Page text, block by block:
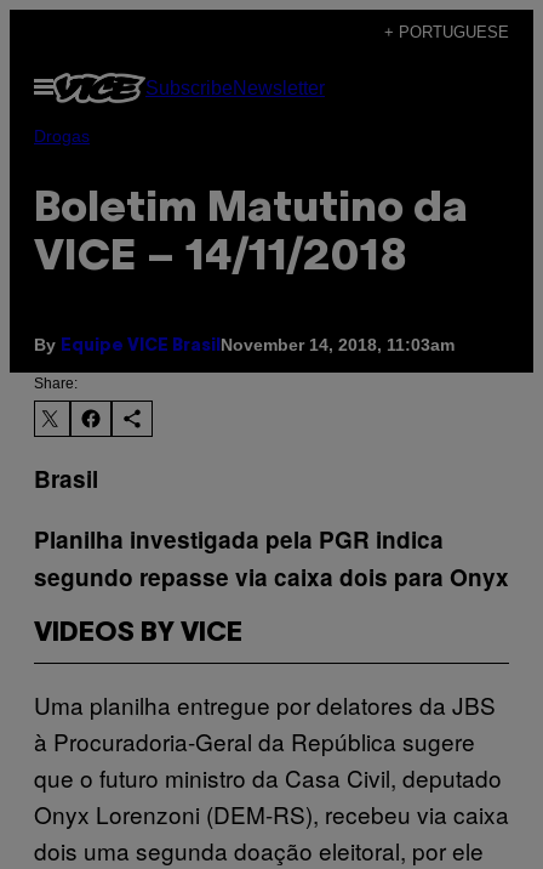
content
+ PORTUGUESE
Open
Menu
SubscribeNewsletter
Drogas
Boletim Matutino da
VICE – 14/11/2018
By Equipe VICE Brasil November 14, 2018, 11:03am
Share:
Brasil
Planilha investigada pela PGR indica
segundo repasse via caixa dois para Onyx
VIDEOS BY VICE
Uma planilha entregue por delatores da JBS
à Procuradoria-Geral da República sugere
que o futuro ministro da Casa Civil, deputado
Onyx Lorenzoni (DEM-RS), recebeu via caixa
dois uma segunda doação eleitoral, por ele